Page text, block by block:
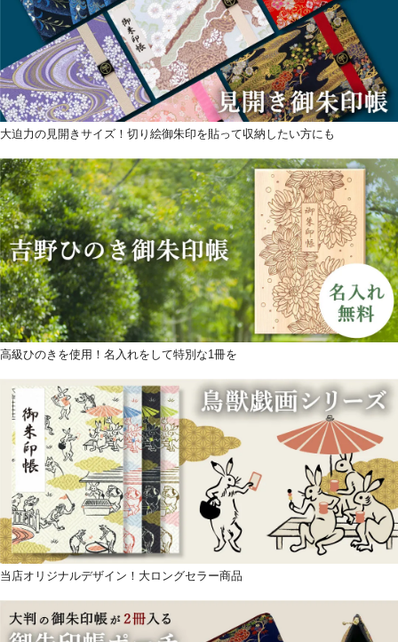
大迫力の見開きサイズ！切り絵御朱印を貼って収納したい方にも
高級ひのきを使用！名入れをして特別な1冊を
当店オリジナルデザイン！大ロングセラー商品